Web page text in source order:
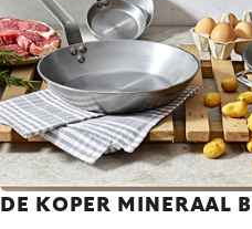
DE KOPER MINERAAL B